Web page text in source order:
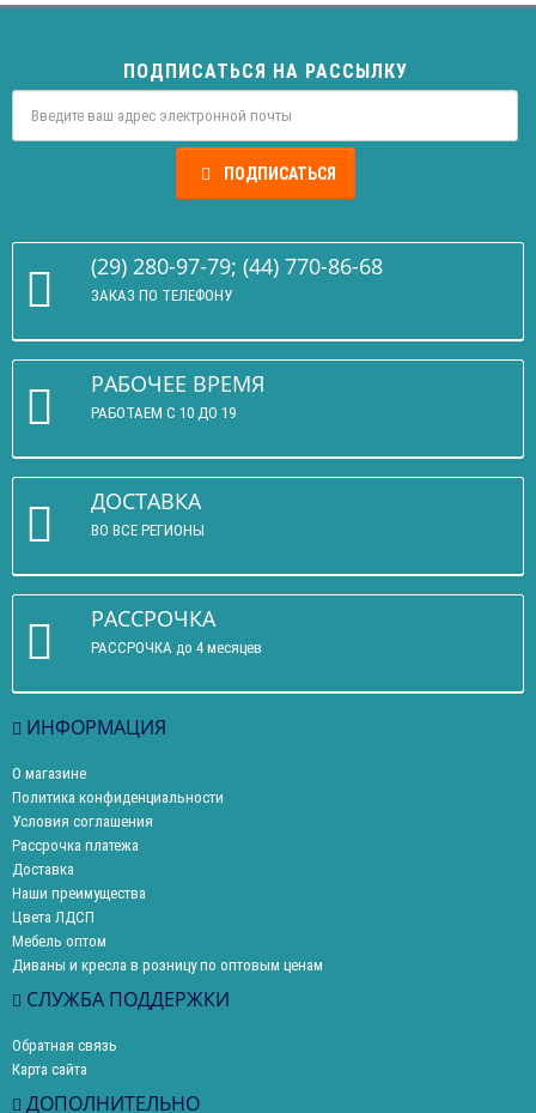
ПОДПИСАТЬСЯ НА РАССЫЛКУ
ПОДПИСАТЬСЯ
(29) 280-97-79; (44) 770-86-68
ЗАКАЗ ПО ТЕЛЕФОНУ
РАБОЧЕЕ ВРЕМЯ
РАБОТАЕМ С 10 ДО 19
ДОСТАВКА
ВО ВСЕ РЕГИОНЫ
РАССРОЧКА
РАССРОЧКА до 4 месяцев
ИНФОРМАЦИЯ
О магазине
Политика конфиденциальности
Условия соглашения
Рассрочка платежа
Доставка
Наши преимущества
Цвета ЛДСП
Мебель оптом
Диваны и кресла в розницу по оптовым ценам
СЛУЖБА ПОДДЕРЖКИ
Обратная связь
Карта сайта
ДОПОЛНИТЕЛЬНО